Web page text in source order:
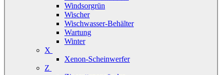
Windsorgrün
Wischer
Wischwasser-Behälter
Wartung
Winter
X
Xenon-Scheinwerfer
Z